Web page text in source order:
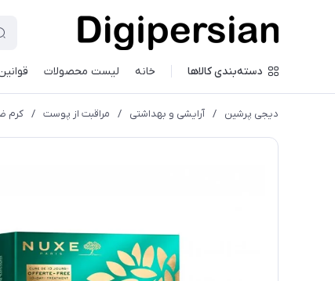
دسته‌بندی کالاها خانه لیست محصولات
دیجی پرشین / آرایشی و بهداشتی / مراقبت از پوست / کرم